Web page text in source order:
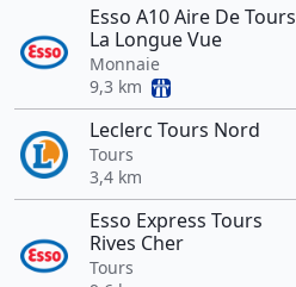
Esso A10 Aire De Tours
La Longue Vue
Monnaie
9,3 km
Leclerc Tours Nord
Tours
3,4 km
Esso Express Tours
Rives Cher
Tours